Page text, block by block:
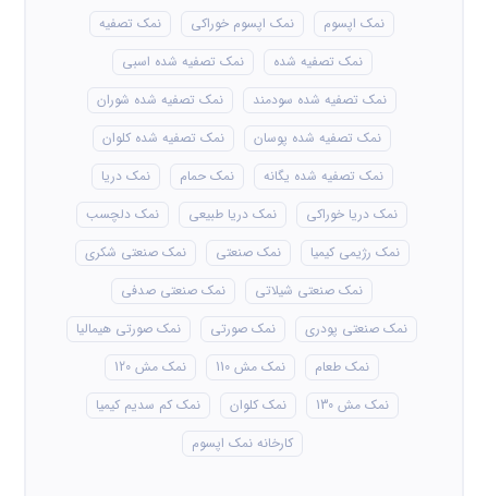
نمک اپسوم
نمک اپسوم خوراکی
نمک تصفیه
نمک تصفیه شده
نمک تصفیه شده اسبی
نمک تصفیه شده سودمند
نمک تصفیه شده شوران
نمک تصفیه شده پوسان
نمک تصفیه شده کلوان
نمک تصفیه شده یگانه
نمک حمام
نمک دریا
نمک دریا خوراکی
نمک دریا طبیعی
نمک دلچسب
نمک رژیمی کیمیا
نمک صنعتی
نمک صنعتی شکری
نمک صنعتی شیلاتی
نمک صنعتی صدفی
نمک صنعتی پودری
نمک صورتی
نمک صورتی هیمالیا
نمک طعام
نمک مش 110
نمک مش 120
نمک مش 130
نمک کلوان
نمک کم سدیم کیمیا
کارخانه نمک اپسوم